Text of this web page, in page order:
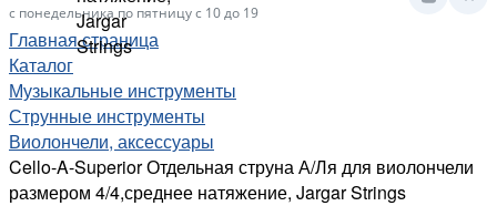
с понедельника по пятницу с 10 до 19
Главная страница
Каталог
Музыкальные инструменты
Струнные инструменты
Виолончели, аксессуары
Cello-A-Superior Отдельная струна А/Ля для виолончели
размером 4/4,среднее натяжение, Jargar Strings
Jargar
Strings